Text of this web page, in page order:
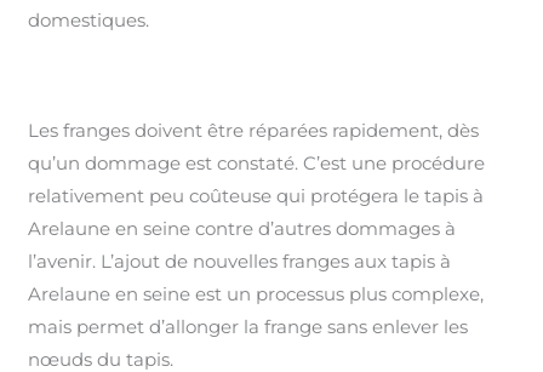
domestiques.
Les franges doivent être réparées rapidement, dès
qu’un dommage est constaté. C’est une procédure
relativement peu coûteuse qui protégera le tapis à
Arelaune en seine contre d’autres dommages à
l’avenir. L’ajout de nouvelles franges aux tapis à
Arelaune en seine est un processus plus complexe,
mais permet d’allonger la frange sans enlever les
nœuds du tapis.